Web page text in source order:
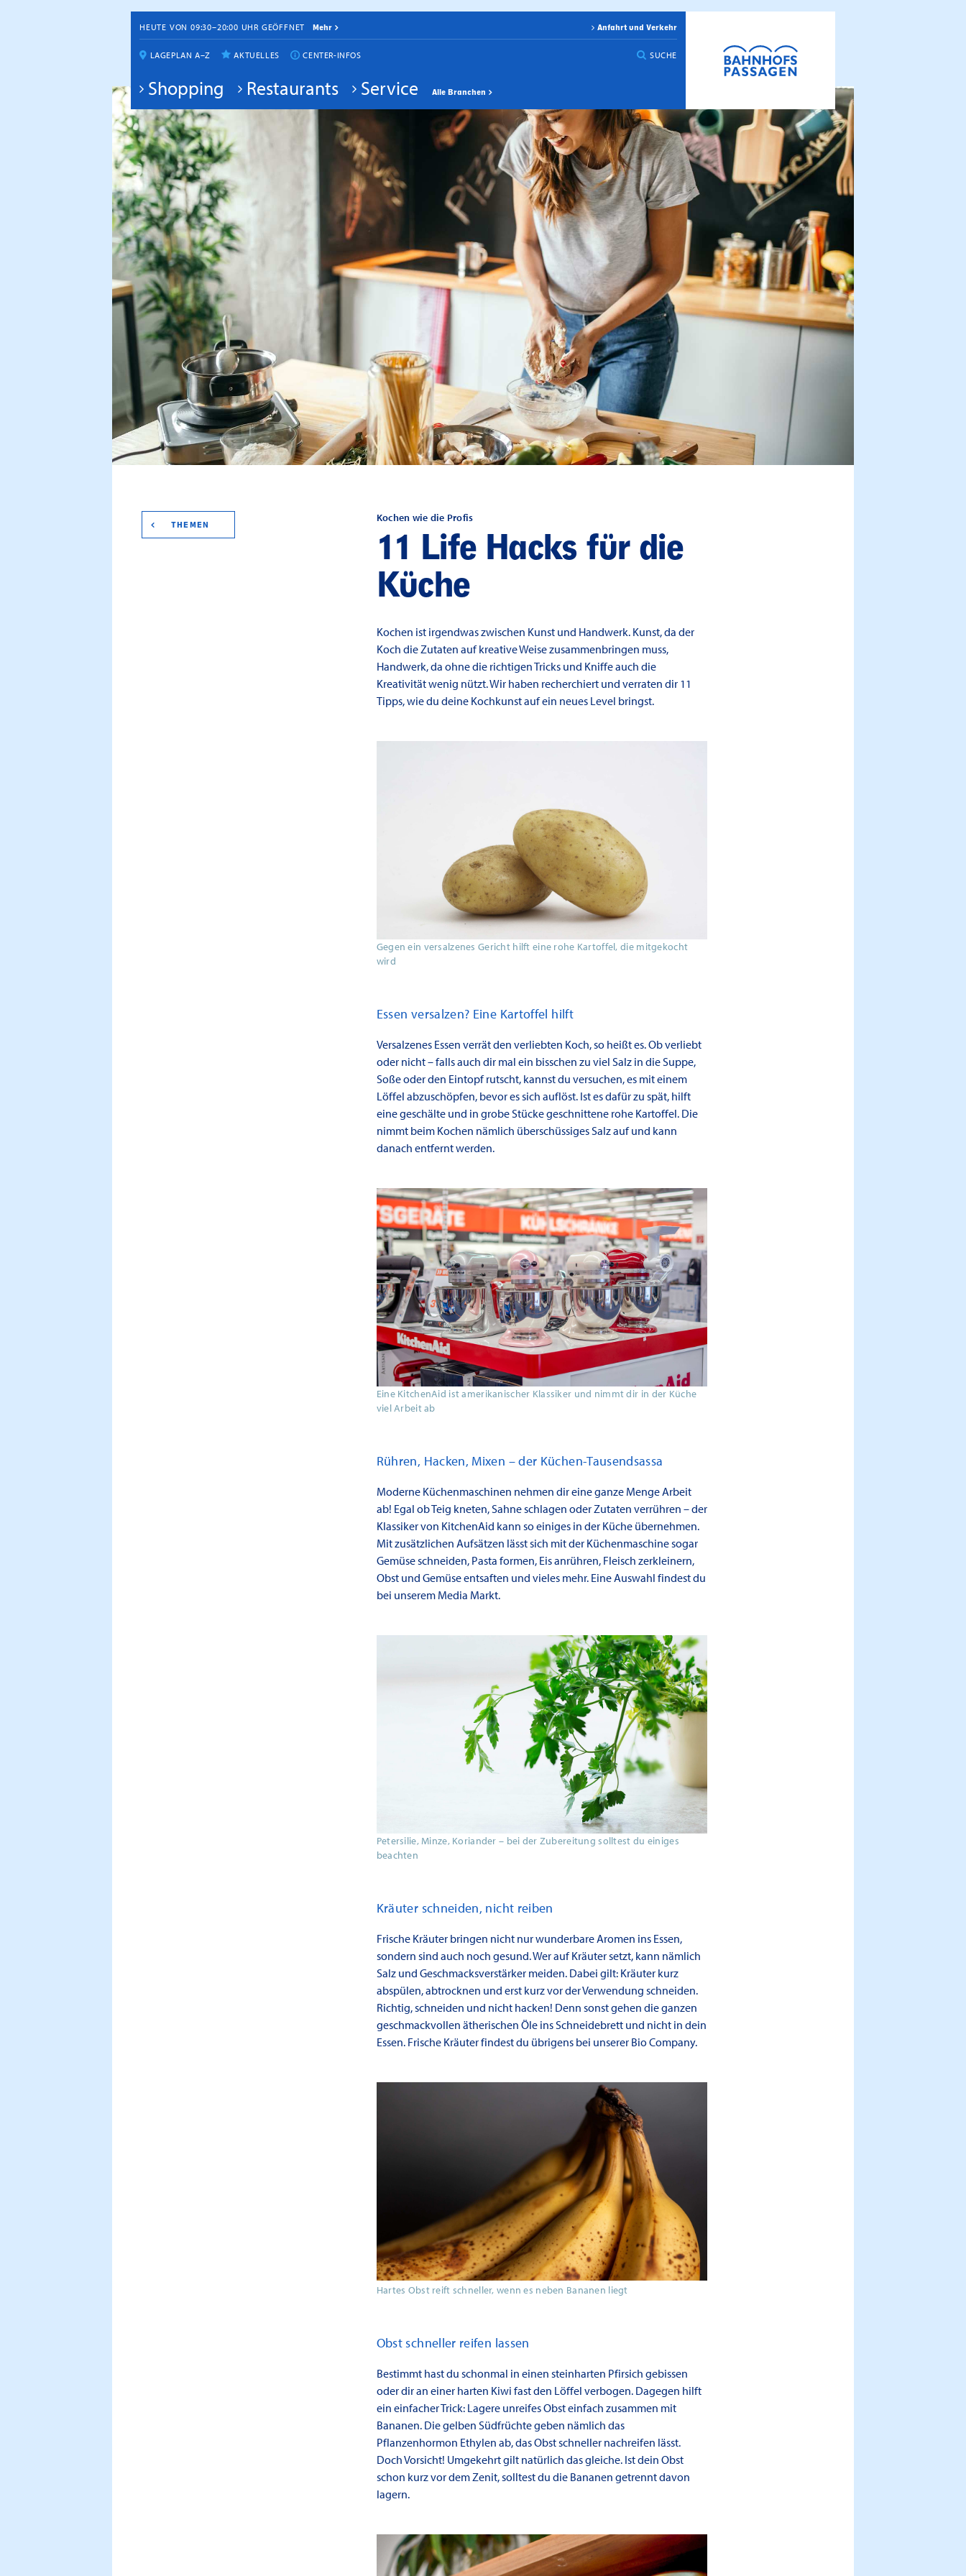
HEUTE VON 09:30–20:00 UHR GEÖFFNET Mehr Anfahrt und Verkehr
LAGEPLAN A–Z AKTUELLES CENTER-INFOS SUCHE
Shopping Restaurants Service Alle Branchen
THEMEN
Kochen wie die Profis
11 Life Hacks für die
Küche
Kochen ist irgendwas zwischen Kunst und Handwerk. Kunst, da der
Koch die Zutaten auf kreative Weise zusammenbringen muss,
Handwerk, da ohne die richtigen Tricks und Kniffe auch die
Kreativität wenig nützt. Wir haben recherchiert und verraten dir 11
Tipps, wie du deine Kochkunst auf ein neues Level bringst.
Gegen ein versalzenes Gericht hilft eine rohe Kartoffel, die mitgekocht
wird
Essen versalzen? Eine Kartoffel hilft
Versalzenes Essen verrät den verliebten Koch, so heißt es. Ob verliebt
oder nicht – falls auch dir mal ein bisschen zu viel Salz in die Suppe,
Soße oder den Eintopf rutscht, kannst du versuchen, es mit einem
Löffel abzuschöpfen, bevor es sich auflöst. Ist es dafür zu spät, hilft
eine geschälte und in grobe Stücke geschnittene rohe Kartoffel. Die
nimmt beim Kochen nämlich überschüssiges Salz auf und kann
danach entfernt werden.
Eine KitchenAid ist amerikanischer Klassiker und nimmt dir in der Küche
viel Arbeit ab
Rühren, Hacken, Mixen – der Küchen-Tausendsassa
Moderne Küchenmaschinen nehmen dir eine ganze Menge Arbeit
ab! Egal ob Teig kneten, Sahne schlagen oder Zutaten verrühren – der
Klassiker von KitchenAid kann so einiges in der Küche übernehmen.
Mit zusätzlichen Aufsätzen lässt sich mit der Küchenmaschine sogar
Gemüse schneiden, Pasta formen, Eis anrühren, Fleisch zerkleinern,
Obst und Gemüse entsaften und vieles mehr. Eine Auswahl findest du
bei unserem Media Markt.
Petersilie, Minze, Koriander – bei der Zubereitung solltest du einiges
beachten
Kräuter schneiden, nicht reiben
Frische Kräuter bringen nicht nur wunderbare Aromen ins Essen,
sondern sind auch noch gesund. Wer auf Kräuter setzt, kann nämlich
Salz und Geschmacksverstärker meiden. Dabei gilt: Kräuter kurz
abspülen, abtrocknen und erst kurz vor der Verwendung schneiden.
Richtig, schneiden und nicht hacken! Denn sonst gehen die ganzen
geschmackvollen ätherischen Öle ins Schneidebrett und nicht in dein
Essen. Frische Kräuter findest du übrigens bei unserer Bio Company.
Hartes Obst reift schneller, wenn es neben Bananen liegt
Obst schneller reifen lassen
Bestimmt hast du schonmal in einen steinharten Pfirsich gebissen
oder dir an einer harten Kiwi fast den Löffel verbogen. Dagegen hilft
ein einfacher Trick: Lagere unreifes Obst einfach zusammen mit
Bananen. Die gelben Südfrüchte geben nämlich das
Pflanzenhormon Ethylen ab, das Obst schneller nachreifen lässt.
Doch Vorsicht! Umgekehrt gilt natürlich das gleiche. Ist dein Obst
schon kurz vor dem Zenit, solltest du die Bananen getrennt davon
lagern.